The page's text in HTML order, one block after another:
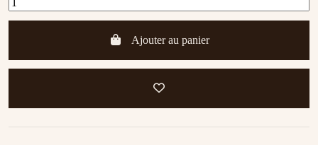
Ajouter au panier